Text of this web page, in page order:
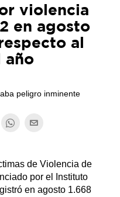
violencia
en agosto
al
año
peligro inminente
de Violencia de
por el Instituto
en agosto 1.668